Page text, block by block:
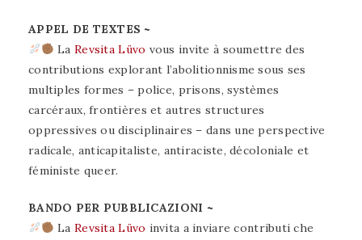
APPEL DE TEXTES ~
La Revsita Lüvo vous invite à soumettre des
contributions explorant l’abolitionnisme sous ses
multiples formes – police, prisons, systèmes
carcéraux, frontières et autres structures
oppressives ou disciplinaires – dans une perspective
radicale, anticapitaliste, antiraciste, décoloniale et
féministe queer.
BANDO PER PUBBLICAZIONI ~
La Revsita Lüvo invita a inviare contributi che